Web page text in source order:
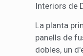
Interiors de
La planta
panells de
dobles, un